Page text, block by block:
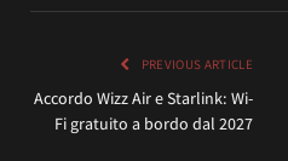
PREVIOUS ARTICLE
Accordo Wizz Air e Starlink: Wi-
Fi gratuito a bordo dal 2027